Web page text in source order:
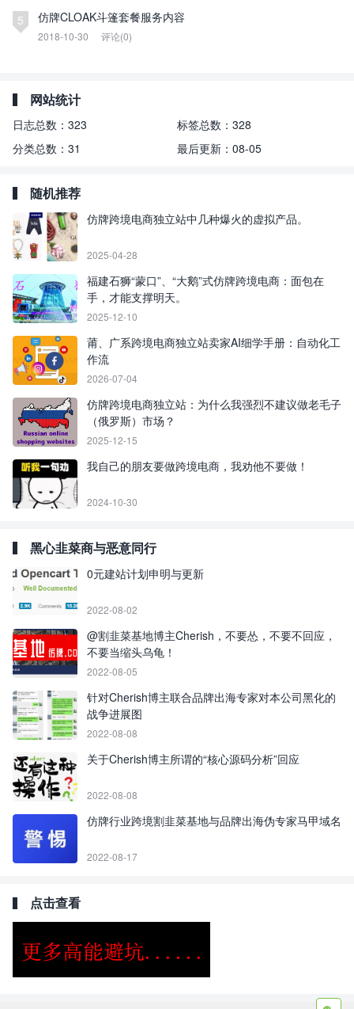
5 仿牌CLOAK斗篷套餐服务内容
2018-10-30 评论(0)
网站统计
日志总数： 323 标签总数： 328
分类总数： 31 最后更新： 08-05
随机推荐
仿牌跨境电商独立站中几种爆火的虚拟产品。
2025-04-28
福建石狮“蒙口”、“大鹅”式仿牌跨境电商：面包在
手，才能支撑明天。
2025-12-10
莆、广系跨境电商独立站卖家AI细学手册：自动化工
作流
2026-07-04
仿牌跨境电商独立站：为什么我强烈不建议做老毛子
（俄罗斯）市场？
2025-12-15
我自己的朋友要做跨境电商，我劝他不要做！
2024-10-30
黑心韭菜商与恶意同行
0元建站计划申明与更新
2022-08-02
@割韭菜基地博主Cherish，不要怂，不要不回应，
不要当缩头乌龟！
2022-08-05
针对Cherish博主联合品牌出海专家对本公司黑化的
战争进展图
2022-08-08
关于Cherish博主所谓的“核心源码分析”回应
2022-08-08
仿牌行业跨境割韭菜基地与品牌出海伪专家马甲域名
2022-08-17
点击查看